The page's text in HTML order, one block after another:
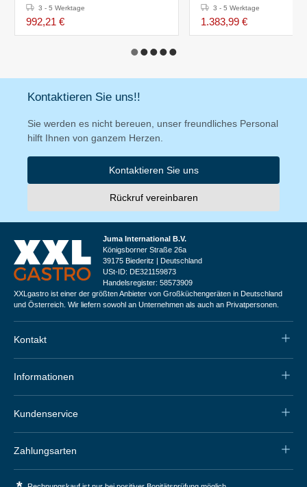
5 kg3 - 5 Werktage
992,21 €
12 kg3 - 5 Werktage
1.383,99 €
Kontaktieren Sie uns!!
Sie werden es nicht bereuen, unser freundliches Personal
hilft Ihnen von ganzem Herzen.
Kontaktieren Sie uns
Rückruf vereinbaren
Juma International B.V.
Königsborner Straße 26a
39175 Biederitz | Deutschland
USt-ID: DE321159873
Handelsregister: 58573909
XXLgastro ist einer der größten Anbieter von Großküchengeräten in Deutschland
und Österreich. Wir liefern sowohl an Unternehmen als auch an Privatpersonen.
Kontakt
Informationen
Kundenservice
Zahlungsarten